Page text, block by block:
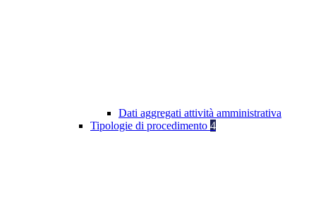
Dati aggregati attività amministrativa
Tipologie di procedimento 4